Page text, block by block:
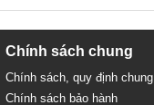
Chính sách chung
Chính sách, quy định chung
Chính sách bảo hành